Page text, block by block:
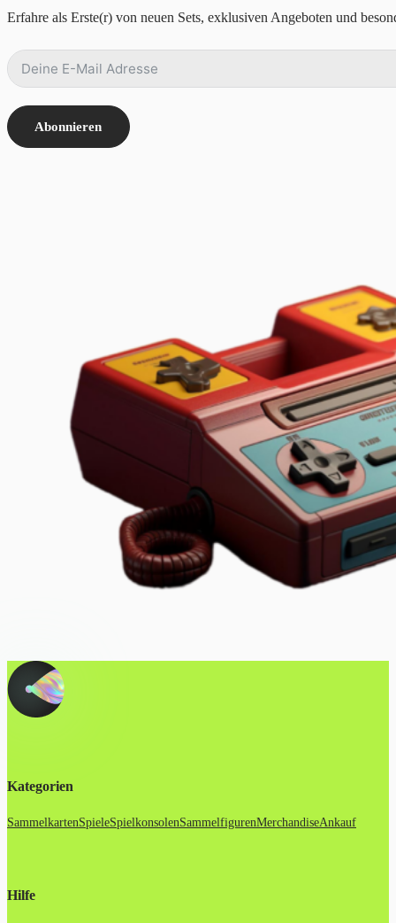
Erfahre als Erste(r) von neuen Sets, exklusiven Angeboten und
Abonnieren
Kategorien
SammelkartenSpieleSpielkonsolenSammelfigurenMerchandiseAnkauf
Hilfe